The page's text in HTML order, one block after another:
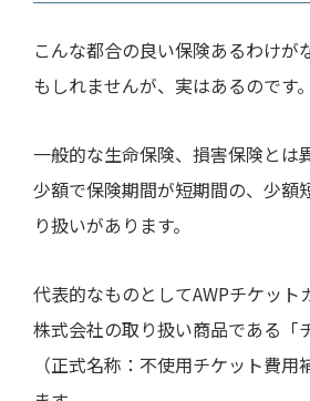
こんな都合の良い保険あるわけが
もしれませんが、実はあるのです。
一般的な生命保険、損害保険とは
少額で保険期間が短期間の、少額
り扱いがあります。
代表的なものとしてAWPチケット
株式会社の取り扱い商品である「
（正式名称：不使用チケット費